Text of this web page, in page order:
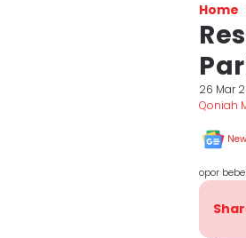
Home
26 Mar
Qoniah
opor